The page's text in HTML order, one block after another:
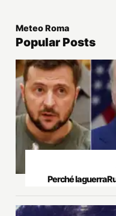
Meteo Roma
Popular Posts
Perché la guerra